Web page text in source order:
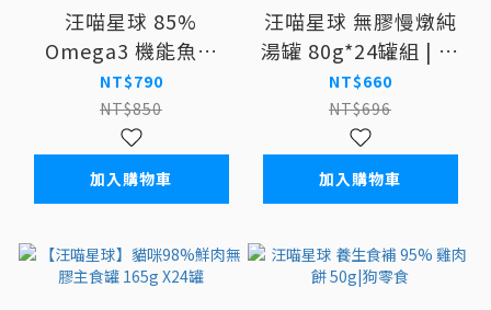
汪喵星球 85%
Omega3 機能魚油
（心臟plus）｜寵物
魚油
NT$790
NT$850
加入購物車
汪喵星球 無膠慢燉純
湯罐 80g*24罐組 | 貓
湯罐
NT$660
NT$696
加入購物車